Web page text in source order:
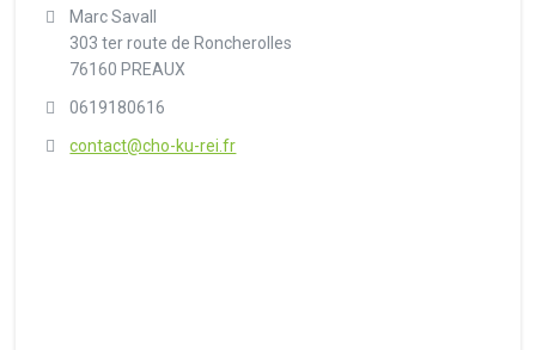
Marc Savall
303 ter route de Roncherolles
76160 PREAUX
0619180616
contact@cho-ku-rei.fr